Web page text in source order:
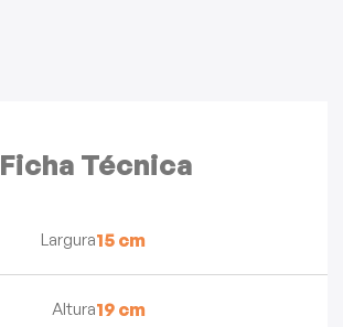
Ficha Técnica
15 cm
Largura
19 cm
Altura